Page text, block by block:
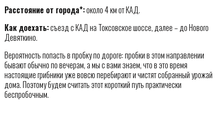
Расстояние от города*:около 4 км от КАД.
Как доехать:съезд с КАД на Токсовское шоссе, далее – до Нового
Девяткино.
Вероятность попасть в пробку по дороге: пробки в этом направлении
бывают обычно по вечерам, а мы с вами знаем, что в это время
настоящие грибники уже вовсю перебирают и чистят собранный урожай
дома. Поэтому будем считать этот короткий путь практически
беспробочным.